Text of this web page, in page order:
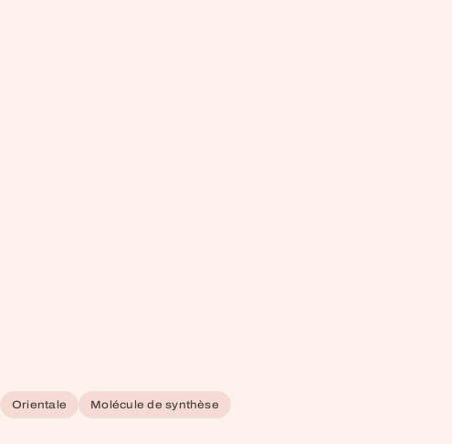
Orientale Molécule de synthèse